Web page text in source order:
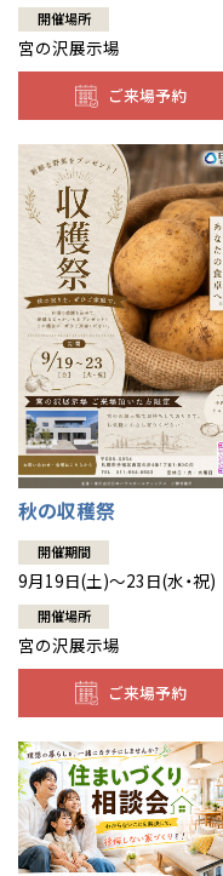
開催場所
宮の沢展示場
ご来場予約
秋の収穫祭
開催期間
9月19日(土)～23日(水・祝)
開催場所
宮の沢展示場
ご来場予約